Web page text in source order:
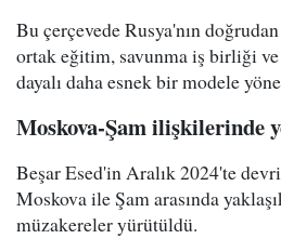
Bu çerçevede Rusya'nın
ortak eğitim, savunma iş birliği
dayalı daha esnek bir modele
Moskova-Şam ilişkilerinde
Beşar Esed'in Aralık 2024'te
Moskova ile Şam arasında
müzakereler yürütüldü.